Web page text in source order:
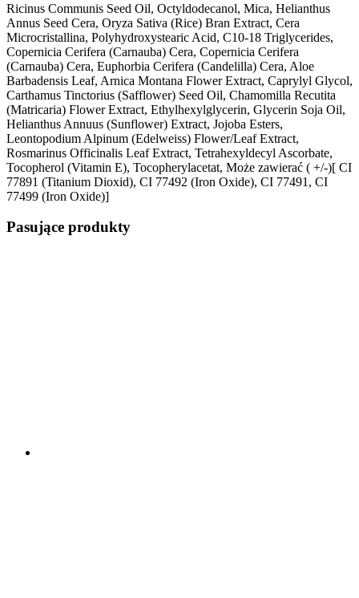
Ricinus Communis Seed Oil, Octyldodecanol, Mica, Helianthus
Annus Seed Cera, Oryza Sativa (Rice) Bran Extract, Cera
Microcristallina, Polyhydroxystearic Acid, C10-18 Triglycerides,
Copernicia Cerifera (Carnauba) Cera, Copernicia Cerifera
(Carnauba) Cera, Euphorbia Cerifera (Candelilla) Cera, Aloe
Barbadensis Leaf, Arnica Montana Flower Extract, Caprylyl Glycol,
Carthamus Tinctorius (Safflower) Seed Oil, Chamomilla Recutita
(Matricaria) Flower Extract, Ethylhexylglycerin, Glycerin Soja Oil,
Helianthus Annuus (Sunflower) Extract, Jojoba Esters,
Leontopodium Alpinum (Edelweiss) Flower/Leaf Extract,
Rosmarinus Officinalis Leaf Extract, Tetrahexyldecyl Ascorbate,
Tocopherol (Vitamin E), Tocopherylacetat, Może zawierać ( +/-)[ CI
77891 (Titanium Dioxid), CI 77492 (Iron Oxide), CI 77491, CI
77499 (Iron Oxide)]
Pasujące produkty